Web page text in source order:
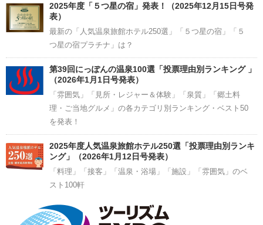
2025年度「５つ星の宿」発表！（2025年12月15日号発
表）
最新の「人気温泉旅館ホテル250選」「５つ星の宿」「５
つ星の宿プラチナ」は？
第39回にっぽんの温泉100選「投票理由別ランキング 」
（2026年1月1日号発表）
「雰囲気」「見所・レジャー＆体験」「泉質」「郷土料
理・ご当地グルメ」の各カテゴリ別ランキング・ベスト50
を発表！
2025年度人気温泉旅館ホテル250選「投票理由別ランキ
ング」（2026年1月12日号発表）
「料理」「接客」「温泉・浴場」「施設」「雰囲気」のベ
スト100軒